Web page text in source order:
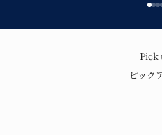
Pick
ピック